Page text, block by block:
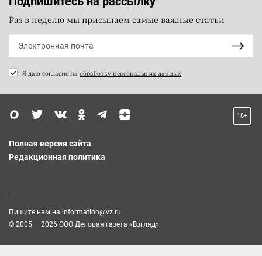
Раз в неделю мы присылаем самые важные статьи
Я даю согласие на обработку персональных данных
18+
Полная версия сайта
Редакционная политика
Пишите нам на information@vz.ru
© 2005 — 2026 ООО Деловая газета «Взгляд»